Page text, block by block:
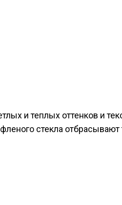
и теплых оттенков и
стекла отбрасывают